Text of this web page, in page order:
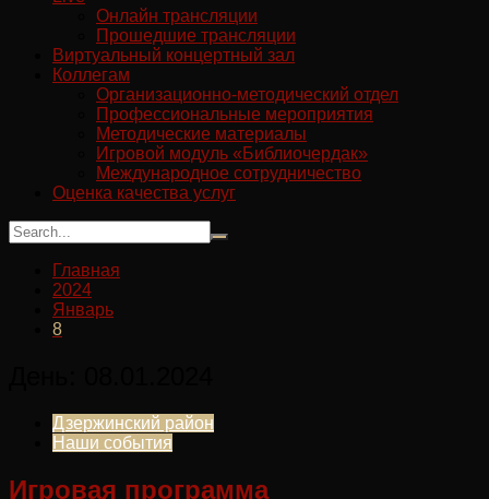
Онлайн трансляции
Прошедшие трансляции
Виртуальный концертный зал
Коллегам
Организационно-методический отдел
Профессиональные мероприятия
Методические материалы
Игровой модуль «Библиочердак»
Международное сотрудничество
Оценка качества услуг
Главная
2024
Январь
8
Дзержинский район
Наши события
Игровая программа